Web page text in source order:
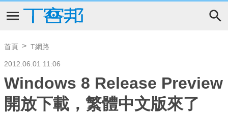
首頁 T網路
2012.06.01 11:06
Windows 8 Release Preview
開放下載，繁體中文版來了